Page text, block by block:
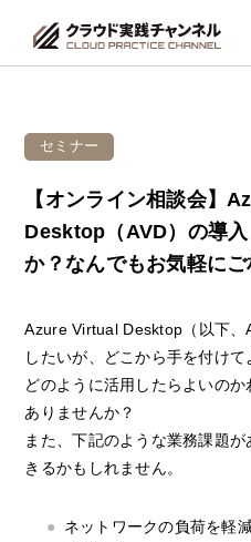
セミナー
【オンライン相談会】
Desktop（AVD）の導
か？なんでもお気軽にご
Azure Virtual Desktop（以下、
したいが、どこから手を付け
どのように活用したらよいの
ありませんか？
また、下記のような業務課題
きるかもしれません。
ネットワークの負荷を軽